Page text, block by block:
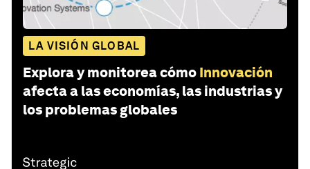
LA VISIÓN GLOBAL
Explora y monitorea cómo Innovación
afecta a las economías, las industrias y
los problemas globales